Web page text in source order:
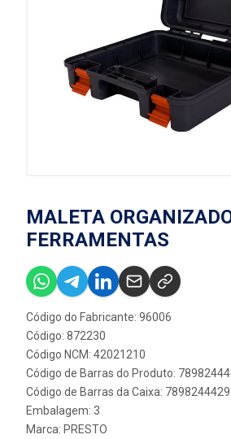
MALETA
FERRAMENTAS
Código do Fabricante: 96006
Código: 872230
Código NCM: 42021210
Código de Barras do Produto:
Código de Barras da Caixa:
Embalagem: 3
Marca: PRESTO